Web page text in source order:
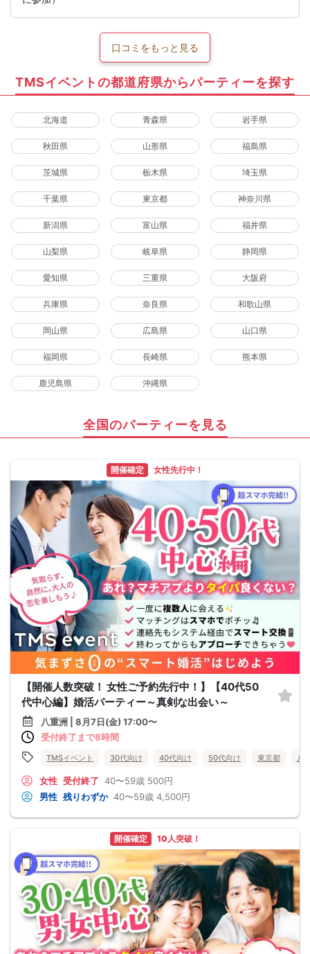
口コミをもっと見る
TMSイベントの都道府県からパーティーを探す
北海道 青森県 岩手県
秋田県 山形県 福島県
茨城県 栃木県 埼玉県
千葉県 東京都 神奈川県
新潟県 富山県 福井県
山梨県 岐阜県 静岡県
愛知県 三重県 大阪府
兵庫県 奈良県 和歌山県
岡山県 広島県 山口県
福岡県 長崎県 熊本県
鹿児島県 沖縄県
全国のパーティーを見る
開催確定 女性先行中！
【開催人数突破！ 女性ご予約先行中！】【40代50
代中心編】婚活パーティー～真剣な出会い～
八重洲 | 8月7日(金) 17:00〜
受付終了まで8時間
TMSイベント 30代向け 40代向け 50代向け 東京都 八
女性 受付終了 40〜59歳 500円
男性 残りわずか 40〜59歳 4,500円
開催確定 10人突破！